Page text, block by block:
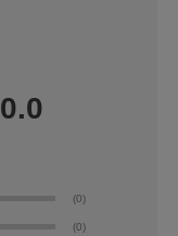
0.0
(0)
(0)